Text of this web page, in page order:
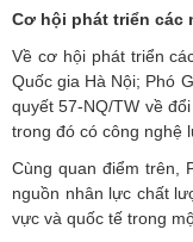
Cơ hội phát triển các
Về cơ hội phát triển
Quốc gia Hà Nội; Phó
quyết 57-NQ/TW về
trong đó có công nghệ
Cùng quan điểm trên,
nguồn nhân lực chất
vực và quốc tế trong